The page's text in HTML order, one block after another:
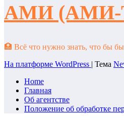
АМИ (АМИ-
🏥 Всё что нужно знать, что бы
На платформе WordPress | Тема
Home
Главная
Об агентстве
Положение об обработке